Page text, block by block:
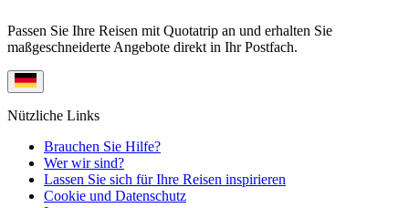
Passen Sie Ihre Reisen mit Quotatrip an und erhalten Sie
maßgeschneiderte Angebote direkt in Ihr Postfach.
Nützliche Links
Brauchen Sie Hilfe?
Wer wir sind?
Lassen Sie sich für Ihre Reisen inspirieren
Cookie und Datenschutz